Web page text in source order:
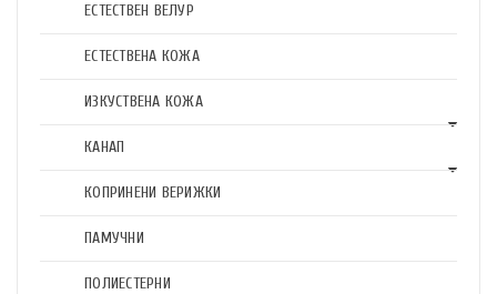
ЕСТЕСТВЕН ВЕЛУР
ЕСТЕСТВЕНА КОЖА
ИЗКУСТВЕНА КОЖА
КАНАП
КОПРИНЕНИ ВЕРИЖКИ
ПАМУЧНИ
ПОЛИЕСТЕРНИ